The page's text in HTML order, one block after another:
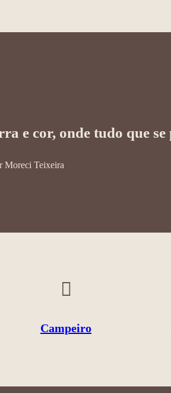
e cor, onde tudo que
Moreci Teixeira
Campeiro